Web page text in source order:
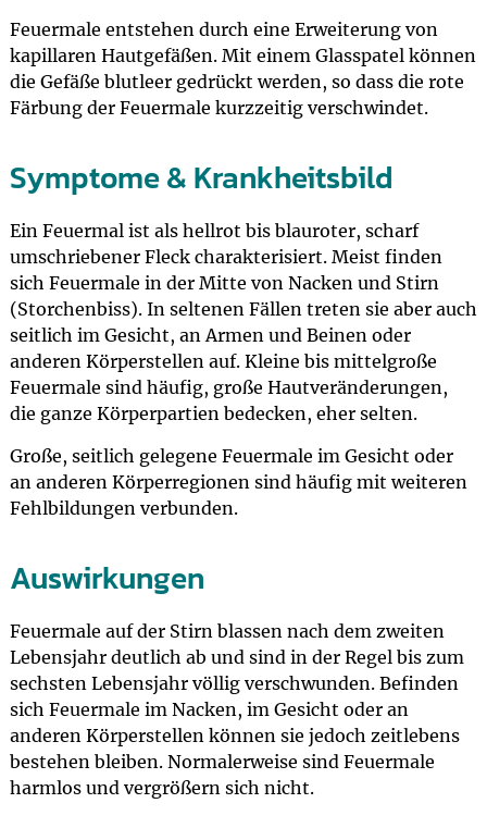
Feuermale entstehen durch eine Erweiterung von
kapillaren Hautgefäßen. Mit einem Glasspatel können
die Gefäße blutleer gedrückt werden, so dass die rote
Färbung der Feuermale kurzzeitig verschwindet.
Symptome & Krankheitsbild
Ein Feuermal ist als hellrot bis blauroter, scharf
umschriebener Fleck charakterisiert. Meist finden
sich Feuermale in der Mitte von Nacken und Stirn
(Storchenbiss). In seltenen Fällen treten sie aber auch
seitlich im Gesicht, an Armen und Beinen oder
anderen Körperstellen auf. Kleine bis mittelgroße
Feuermale sind häufig, große Hautveränderungen,
die ganze Körperpartien bedecken, eher selten.
Große, seitlich gelegene Feuermale im Gesicht oder
an anderen Körperregionen sind häufig mit weiteren
Fehlbildungen verbunden.
Auswirkungen
Feuermale auf der Stirn blassen nach dem zweiten
Lebensjahr deutlich ab und sind in der Regel bis zum
sechsten Lebensjahr völlig verschwunden. Befinden
sich Feuermale im Nacken, im Gesicht oder an
anderen Körperstellen können sie jedoch zeitlebens
bestehen bleiben. Normalerweise sind Feuermale
harmlos und vergrößern sich nicht.